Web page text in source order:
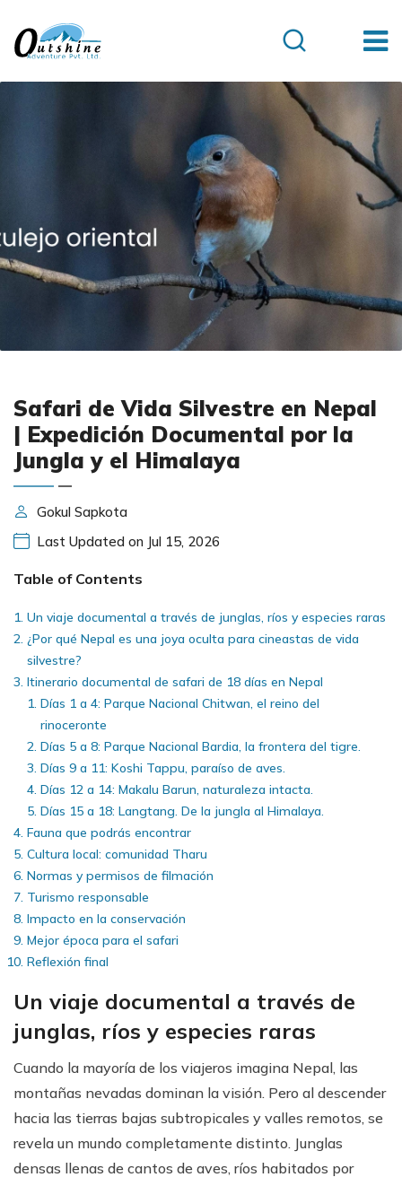
Safari de Vida Silvestre en Nepal
| Expedición Documental por la
Jungla y el Himalaya
Gokul Sapkota
Last Updated on Jul 15, 2026
Table of Contents
Un viaje documental a través de junglas, ríos y especies raras
¿Por qué Nepal es una joya oculta para cineastas de vida
silvestre?
Itinerario documental de safari de 18 días en Nepal
Días 1 a 4: Parque Nacional Chitwan, el reino del
rinoceronte
Días 5 a 8: Parque Nacional Bardia, la frontera del tigre.
Días 9 a 11: Koshi Tappu, paraíso de aves.
Días 12 a 14: Makalu Barun, naturaleza intacta.
Días 15 a 18: Langtang. De la jungla al Himalaya.
Fauna que podrás encontrar
Cultura local: comunidad Tharu
Normas y permisos de filmación
Turismo responsable
Impacto en la conservación
Mejor época para el safari
Reflexión final
Un viaje documental a través de
junglas, ríos y especies raras
Cuando la mayoría de los viajeros imagina Nepal, las
montañas nevadas dominan la visión. Pero al descender
hacia las tierras bajas subtropicales y valles remotos, se
revela un mundo completamente distinto. Junglas
densas llenas de cantos de aves, ríos habitados por